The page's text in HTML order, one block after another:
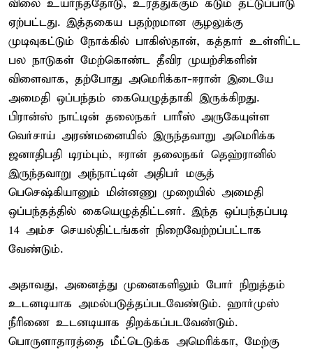
விலை உயர்ந்ததோடு, உரத்துக்கும் கடும் தட்டுப்பாடு
ஏற்பட்டது. இத்தகைய பதற்றமான சூழலுக்கு
முடிவுகட்டும் நோக்கில் பாகிஸ்தான், கத்தார் உள்ளிட்ட
பல நாடுகள் மேற்கொண்ட தீவிர முயற்சிகளின்
விளைவாக, தற்போது அமெரிக்கா-ஈரான் இடையே
அமைதி ஒப்பந்தம் கையெழுத்தாகி இருக்கிறது.
பிரான்ஸ் நாட்டின் தலைநகர் பாரீஸ் அருகேயுள்ள
வெர்சாய் அரண்மனையில் இருந்தவாறு அமெரிக்க
ஜனாதிபதி டிரம்பும், ஈரான் தலைநகர் தெஹ்ரானில்
இருந்தவாறு அந்நாட்டின் அதிபர் மசூத்
பெசெஷ்கியானும் மின்னணு முறையில் அமைதி
ஒப்பந்தத்தில் கையெழுத்திட்டனர். இந்த ஒப்பந்தப்படி
14 அம்ச செயல்திட்டங்கள் நிறைவேற்றப்பட்டாக
வேண்டும்.
அதாவது, அனைத்து முனைகளிலும் போர் நிறுத்தம்
உடனடியாக அமல்படுத்தப்படவேண்டும். ஹார்முஸ்
நீரிணை உடனடியாக திறக்கப்படவேண்டும்.
பொருளாதாரத்தை மீட்டெடுக்க அமெரிக்கா, மேற்கு